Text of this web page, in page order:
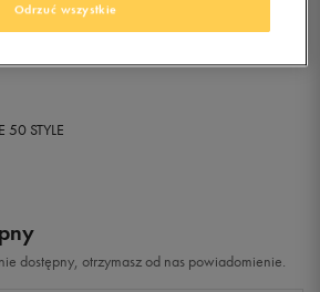
50 STYLE
dostępny, otrzymasz od nas powiadomienie.
Odrzuć wszystkie